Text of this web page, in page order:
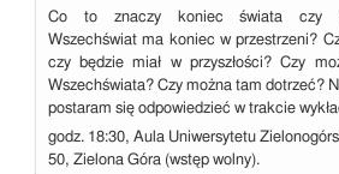
Co to znaczy koniec świata czy
Wszechświat ma koniec w przestrzeni?
czy będzie miał w przyszłości? Czy
Wszechświata? Czy można tam dotrzeć?
postaram się odpowiedzieć w trakcie
godz. 18:30, Aula Uniwersytetu
50, Zielona Góra (wstęp wolny).